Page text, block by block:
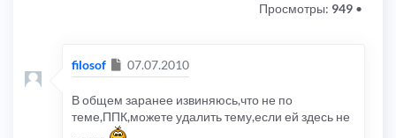
Просмотры: 949 •
filosof Сообщение
07.07.2010
В общем заранее извиняюсь,что не по
теме,ППК,можете удалить тему,если ей здесь не